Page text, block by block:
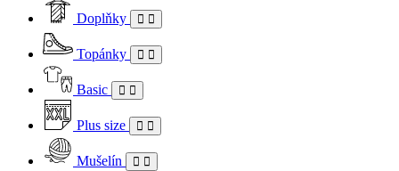
Doplňky
Topánky
Basic
Plus size
Mušelín